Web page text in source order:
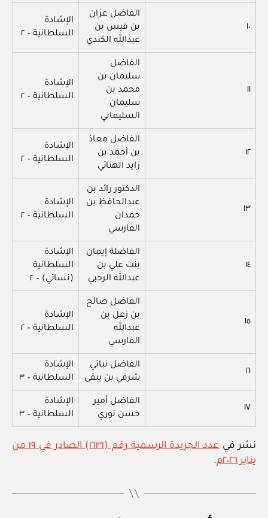
١٠
الفاضل عزان
بن قيس بن
عبدالله الكندي
الإشادة
السلطانية – ٢
١١
الفاضل
سليمان بن
محمد بن
سليمان
السليماني
الإشادة
السلطانية – ٢
١٢
الفاضل معاذ
بن أحمد بن
زايد الهنائي
الإشادة
السلطانية – ٢
١٣
الدكتور رائد بن
عبدالحافظ بن
حمدان
الفارسي
الإشادة
السلطانية – ٢
١٤
الفاضلة إيمان
بنت علي بن
عبدالله الرحبي
الإشادة
السلطانية
(نسائي) – ٢
١٥
الفاضل صالح
بن زعل بن
عبدالله
الفارسي
الإشادة
السلطانية – ٢
١٦
الفاضل نباتي
شرقي بن يبقى
الإشادة
السلطانية – ٣
١٧
الفاضل أمير
حسن نوري
الإشادة
السلطانية – ٣
نشر في
عدد الجريدة الرسمية رقم (١٦٣١) الصادر في ١٩ من
يناير ٢٠٢٦م
.